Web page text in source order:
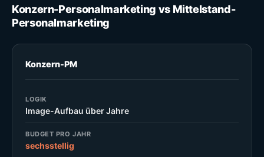
Konzern-Personalmarketing vs Mittelstand-
Personalmarketing
Konzern-PM
LOGIK
Image-Aufbau über Jahre
BUDGET PRO JAHR
sechsstellig